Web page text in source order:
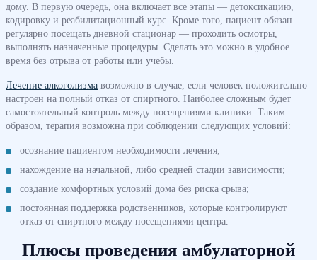
дому. В первую очередь, она включает все этапы — детоксикацию,
кодировку и реабилитационный курс. Кроме того, пациент обязан
регулярно посещать дневной стационар — проходить осмотры,
выполнять назначенные процедуры. Сделать это можно в удобное
время без отрыва от работы или учебы.
Лечение алкоголизма возможно в случае, если человек положительно
настроен на полный отказ от спиртного. Наиболее сложным будет
самостоятельный контроль между посещениями клиники. Таким
образом, терапия возможна при соблюдении следующих условий:
осознание пациентом необходимости лечения;
нахождение на начальной, либо средней стадии зависимости;
создание комфортных условий дома без риска срыва;
постоянная поддержка родственников, которые контролируют
отказ от спиртного между посещениями центра.
Плюсы проведения амбулаторной